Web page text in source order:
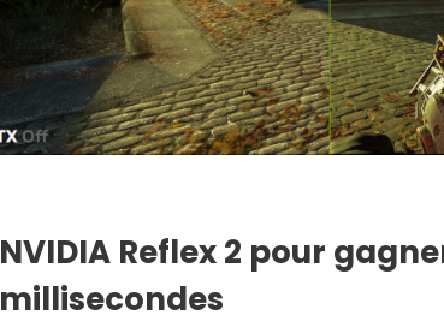
NVIDIA Reflex 2 pour
millisecondes